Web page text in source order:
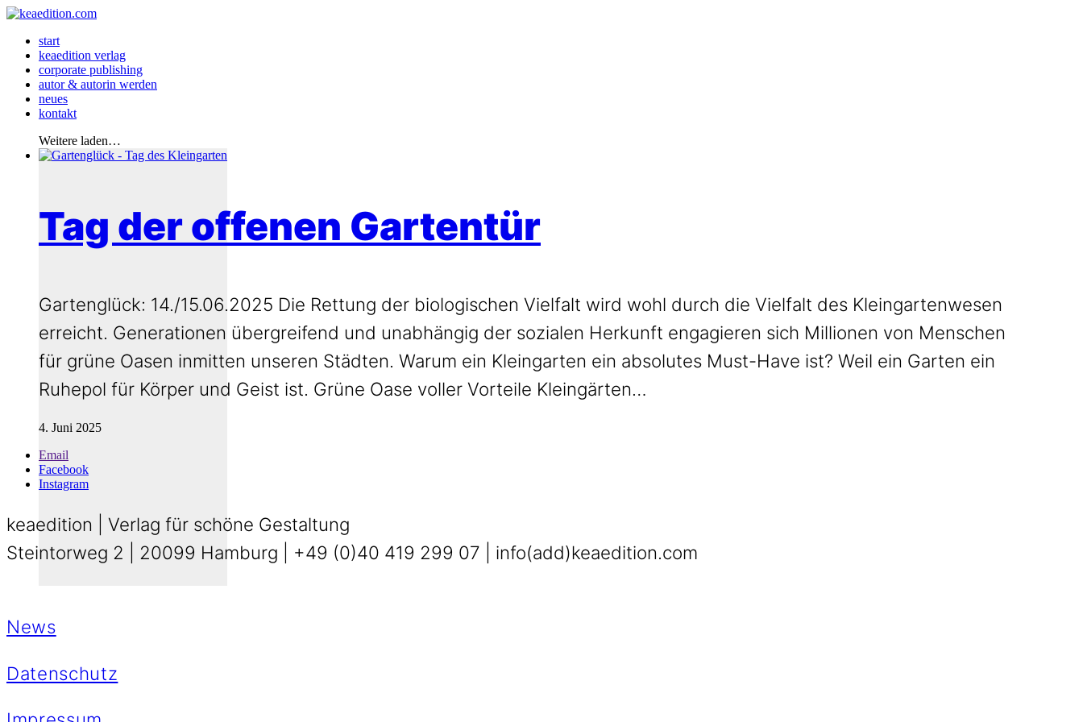
start
keaedition verlag
corporate publishing
autor & autorin werden
neues
kontakt
Weitere laden…
Tag der offenen Gartentür
Gartenglück: 14./15.06.2025 Die Rettung der biologischen Vielfalt wird wohl durch die Vielfalt des Kleingartenwesen
erreicht. Generationen übergreifend und unabhängig der sozialen Herkunft engagieren sich Millionen von Menschen
für grüne Oasen inmitten unseren Städten. Warum ein Kleingarten ein absolutes Must-Have ist? Weil ein Garten ein
Ruhepol für Körper und Geist ist. Grüne Oase voller Vorteile Kleingärten…
4. Juni 2025
Email
Facebook
Instagram
keaedition | Verlag für schöne Gestaltung
Steintorweg 2 | 20099 Hamburg | +49 (0)40 419 299 07 | info(add)keaedition.com
News
Datenschutz